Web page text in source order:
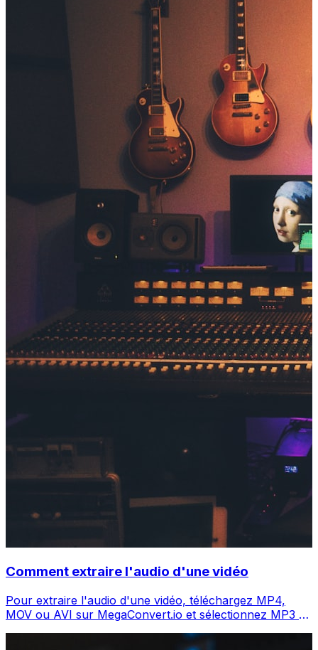
Comment extraire l'audio d'une vidéo
Pour extraire l'audio d'une vidéo, téléchargez MP4,
MOV ou AVI sur MegaConvert.io et sélectionnez MP3 —